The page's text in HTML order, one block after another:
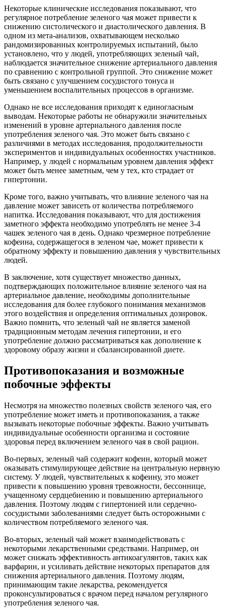
Некоторые клинические исследования показывают, что
регулярное потребление зеленого чая может привести к
снижению систолического и диастолического давления. В
одном из мета-анализов, охватывающем несколько
рандомизированных контролируемых испытаний, было
установлено, что у людей, употребляющих зеленый чай,
наблюдается значительное снижение артериального давления
по сравнению с контрольной группой. Это снижение может
быть связано с улучшением сосудистого тонуса и
уменьшением воспалительных процессов в организме.
Однако не все исследования приходят к единогласным
выводам. Некоторые работы не обнаружили значительных
изменений в уровне артериального давления после
употребления зеленого чая. Это может быть связано с
различиями в методах исследования, продолжительности
экспериментов и индивидуальных особенностях участников.
Например, у людей с нормальным уровнем давления эффект
может быть менее заметным, чем у тех, кто страдает от
гипертонии.
Кроме того, важно учитывать, что влияние зеленого чая на
давление может зависеть от количества потребляемого
напитка. Исследования показывают, что для достижения
заметного эффекта необходимо употреблять не менее 3-4
чашек зеленого чая в день. Однако чрезмерное потребление
кофеина, содержащегося в зеленом чае, может привести к
обратному эффекту и повышению давления у чувствительных
людей.
В заключение, хотя существует множество данных,
подтверждающих положительное влияние зеленого чая на
артериальное давление, необходимы дополнительные
исследования для более глубокого понимания механизмов
этого воздействия и определения оптимальных дозировок.
Важно помнить, что зеленый чай не является заменой
традиционным методам лечения гипертонии, и его
употребление должно рассматриваться как дополнение к
здоровому образу жизни и сбалансированной диете.
Противопоказания и возможные
побочные эффекты
Несмотря на множество полезных свойств зеленого чая, его
употребление может иметь и противопоказания, а также
вызывать некоторые побочные эффекты. Важно учитывать
индивидуальные особенности организма и состояние
здоровья перед включением зеленого чая в свой рацион.
Во-первых, зеленый чай содержит кофеин, который может
оказывать стимулирующее действие на центральную нервную
систему. У людей, чувствительных к кофеину, это может
привести к повышению уровня тревожности, бессоннице,
учащенному сердцебиению и повышению артериального
давления. Поэтому людям с гипертонией или сердечно-
сосудистыми заболеваниями следует быть осторожными с
количеством потребляемого зеленого чая.
Во-вторых, зеленый чай может взаимодействовать с
некоторыми лекарственными средствами. Например, он
может снижать эффективность антикоагулянтов, таких как
варфарин, и усиливать действие некоторых препаратов для
снижения артериального давления. Поэтому людям,
принимающим такие лекарства, рекомендуется
проконсультироваться с врачом перед началом регулярного
употребления зеленого чая.